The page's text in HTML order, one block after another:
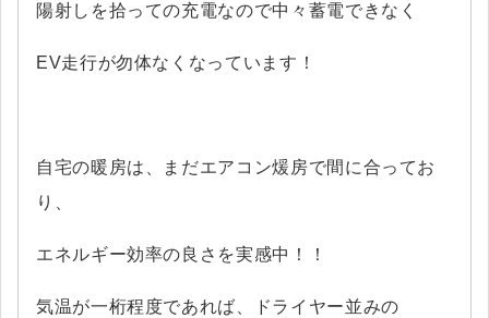
陽射しを拾っての充電なので中々蓄電できなく
EV走行が勿体なくなっています！
自宅の暖房は、まだエアコン煖房で間に合ってお
り、
エネルギー効率の良さを実感中！！
気温が一桁程度であれば、ドライヤー並みの